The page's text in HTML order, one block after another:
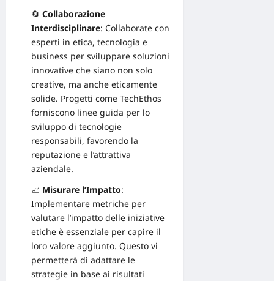
🔄 Collaborazione
Interdisciplinare: Collaborate con
esperti in etica, tecnologia e
business per sviluppare soluzioni
innovative che siano non solo
creative, ma anche eticamente
solide. Progetti come TechEthos
forniscono linee guida per lo
sviluppo di tecnologie
responsabili, favorendo la
reputazione e l’attrattiva
aziendale.
📈 Misurare l’Impatto:
Implementare metriche per
valutare l’impatto delle iniziative
etiche è essenziale per capire il
loro valore aggiunto. Questo vi
permetterà di adattare le
strategie in base ai risultati